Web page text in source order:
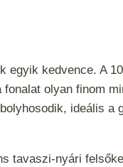
egyik kedvence. A
olyan finom
ideális a
tavaszi-nyári